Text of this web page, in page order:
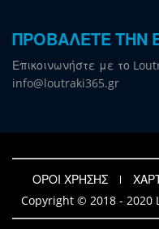
ΠΡΟΒΑΛΕΤΕ ΤΗΝ
Επικοινωνήστε με το
info@loutraki365.gr
ΟΡΟΙ ΧΡΗΣΗΣ
Copyright © 2018 - 2020